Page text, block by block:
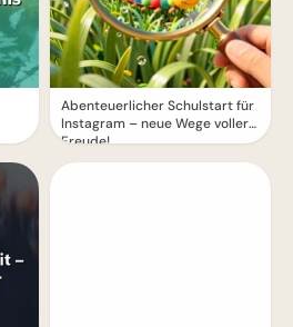
Abenteuerlicher Schulstart für
Instagram – neue Wege voller
Freude!